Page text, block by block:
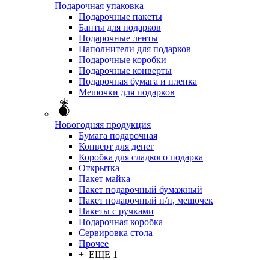
Подарочная упаковка
Подарочные пакеты
Банты для подарков
Подарочные ленты
Наполнители для подарков
Подарочные коробки
Подарочные конверты
Подарочная бумага и пленка
Мешочки для подарков
Новогодняя продукция
Бумага подарочная
Конверт для денег
Коробка для сладкого подарка
Открытка
Пакет майка
Пакет подарочный бумажный
Пакет подарочный п/п, мешочек
Пакеты с ручками
Подарочная коробка
Сервировка стола
Прочее
+ ЕЩЕ 1